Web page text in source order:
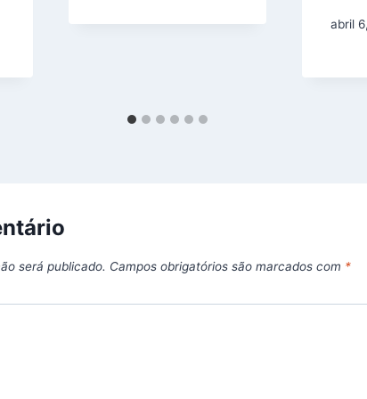
abril
será publicado. Campos obrigatórios são marcados com *